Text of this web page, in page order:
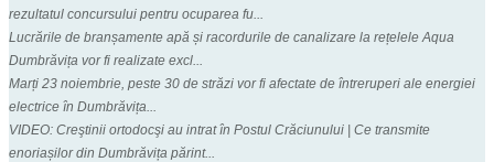
rezultatul concursului pentru ocuparea fu...
Lucrările de branșamente apă și racordurile de canalizare la rețelele Aqua
Dumbrăvița vor fi realizate excl...
Marți 23 noiembrie, peste 30 de străzi vor fi afectate de întreruperi ale energiei
electrice în Dumbrăvița...
VIDEO: Creştinii ortodocşi au intrat în Postul Crăciunului | Ce transmite
enoriașilor din Dumbrăvița părint...